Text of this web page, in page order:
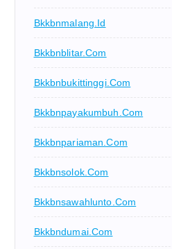
Bkkbnmalang.id
Bkkbnblitar.com
Bkkbnbukittinggi.com
Bkkbnpayakumbuh.com
Bkkbnpariaman.com
Bkkbnsolok.com
Bkkbnsawahlunto.com
Bkkbndumai.com